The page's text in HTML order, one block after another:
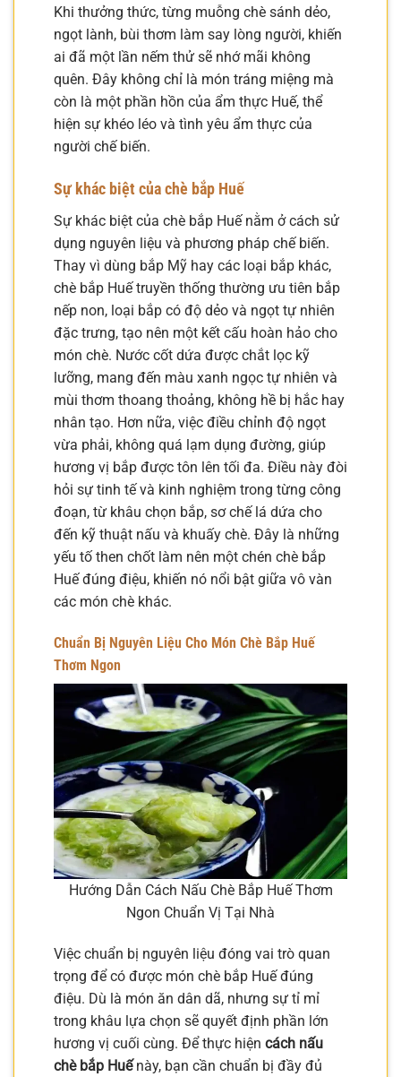
Khi thưởng thức, từng muỗng chè sánh dẻo,
ngọt lành, bùi thơm làm say lòng người, khiến
ai đã một lần nếm thử sẽ nhớ mãi không
quên. Đây không chỉ là món tráng miệng mà
còn là một phần hồn của ẩm thực Huế, thể
hiện sự khéo léo và tình yêu ẩm thực của
người chế biến.
Sự khác biệt của chè bắp Huế
Sự khác biệt của chè bắp Huế nằm ở cách sử
dụng nguyên liệu và phương pháp chế biến.
Thay vì dùng bắp Mỹ hay các loại bắp khác,
chè bắp Huế truyền thống thường ưu tiên bắp
nếp non, loại bắp có độ dẻo và ngọt tự nhiên
đặc trưng, tạo nên một kết cấu hoàn hảo cho
món chè. Nước cốt dứa được chắt lọc kỹ
lưỡng, mang đến màu xanh ngọc tự nhiên và
mùi thơm thoang thoảng, không hề bị hắc hay
nhân tạo. Hơn nữa, việc điều chỉnh độ ngọt
vừa phải, không quá lạm dụng đường, giúp
hương vị bắp được tôn lên tối đa. Điều này đòi
hỏi sự tinh tế và kinh nghiệm trong từng công
đoạn, từ khâu chọn bắp, sơ chế lá dứa cho
đến kỹ thuật nấu và khuấy chè. Đây là những
yếu tố then chốt làm nên một chén chè bắp
Huế đúng điệu, khiến nó nổi bật giữa vô vàn
các món chè khác.
Chuẩn Bị Nguyên Liệu Cho Món Chè Bắp Huế
Thơm Ngon
Hướng Dẫn Cách Nấu Chè Bắp Huế Thơm
Ngon Chuẩn Vị Tại Nhà
Việc chuẩn bị nguyên liệu đóng vai trò quan
trọng để có được món chè bắp Huế đúng
điệu. Dù là món ăn dân dã, nhưng sự tỉ mỉ
trong khâu lựa chọn sẽ quyết định phần lớn
hương vị cuối cùng. Để thực hiện cách nấu
chè bắp Huếnày, bạn cần chuẩn bị đầy đủ